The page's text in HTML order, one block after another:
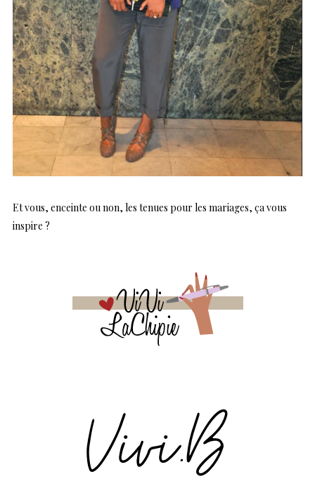
Et vous, enceinte ou non, les tenues pour les mariages, ça vous
inspire ?